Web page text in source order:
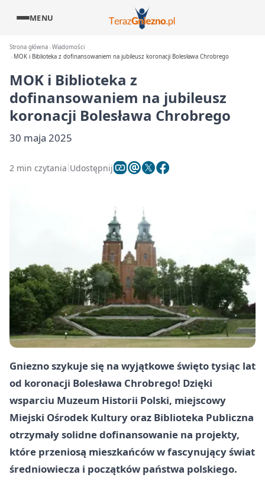
MENU
Strona główna Wiadomości
MOK i Biblioteka z dofinansowaniem na jubileusz koronacji Bolesława Chrobrego
MOK i Biblioteka z
dofinansowaniem na jubileusz
koronacji Bolesława Chrobrego
30 maja 2025
2 min czytania Udostępnij
Gnieznoszykuje się na wyjątkowe święto tysiąc lat
od koronacji Bolesława Chrobrego! Dzięki
wsparciu Muzeum Historii Polski, miejscowy
Miejski Ośrodek Kultury oraz Biblioteka Publiczna
otrzymały solidne dofinansowanie na projekty,
które przeniosą mieszkańców w fascynujący świat
średniowiecza i początków państwa polskiego.